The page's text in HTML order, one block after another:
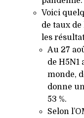
Voici
de taux
les
Au 27
de H5N1
monde,
donne
53 %.
Selon